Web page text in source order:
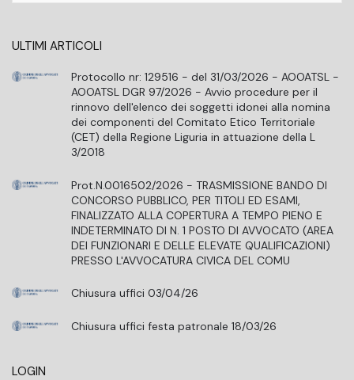
ULTIMI ARTICOLI
Protocollo nr: 129516 - del 31/03/2026 - AOOATSL -
AOOATSL DGR 97/2026 - Avvio procedure per il
rinnovo dell'elenco dei soggetti idonei alla nomina
dei componenti del Comitato Etico Territoriale
(CET) della Regione Liguria in attuazione della L
3/2018
Prot.N.0016502/2026 - TRASMISSIONE BANDO DI
CONCORSO PUBBLICO, PER TITOLI ED ESAMI,
FINALIZZATO ALLA COPERTURA A TEMPO PIENO E
INDETERMINATO DI N. 1 POSTO DI AVVOCATO (AREA
DEI FUNZIONARI E DELLE ELEVATE QUALIFICAZIONI)
PRESSO L'AVVOCATURA CIVICA DEL COMU
Chiusura uffici 03/04/26
Chiusura uffici festa patronale 18/03/26
LOGIN